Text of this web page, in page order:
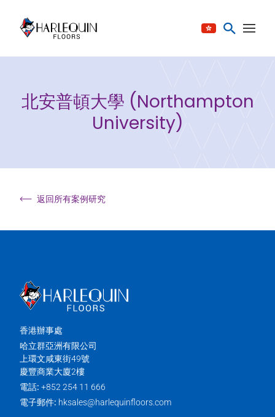
北安普頓大學 (Northampton
University)
返回所有案例研究
香港辦事處
哈立群亞洲有限公司
上環文咸東街49號
慶豐商業大廈2樓
電話: +852 254 11 666
電子郵件: hksales@harlequinfloors.com